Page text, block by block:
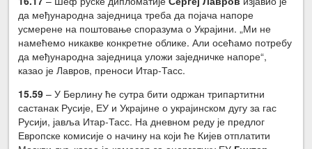
да међународна заједница треба да појача напоре
усмерене на поштовање споразума о Украјини. „Ми не
намећемо никакве конкретне облике. Али осећамо потребу
да међународна заједница уложи заједничке напоре“,
казао је Лавров, преноси Итар-Тасс.
15.59 – У Берлину ће сутра бити одржан трипартитни
састанак Русије, ЕУ и Украјине о украјинском дугу за гас
Русији, јавља Итар-Тасс. На дневном реду је предлог
Европске комисије о начину на који ће Кијев отплатити